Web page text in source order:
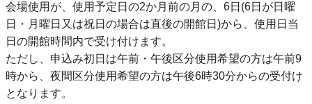
会場使用が、使用予定日の2か月前の月の、6日(6日が日曜
日・月曜日又は祝日の場合は直後の開館日)から、使用日当
日の開館時間内で受け付けます。
ただし、申込み初日は午前・午後区分使用希望の方は午前9
時から、夜間区分使用希望の方は午後6時30分からの受付け
となります。